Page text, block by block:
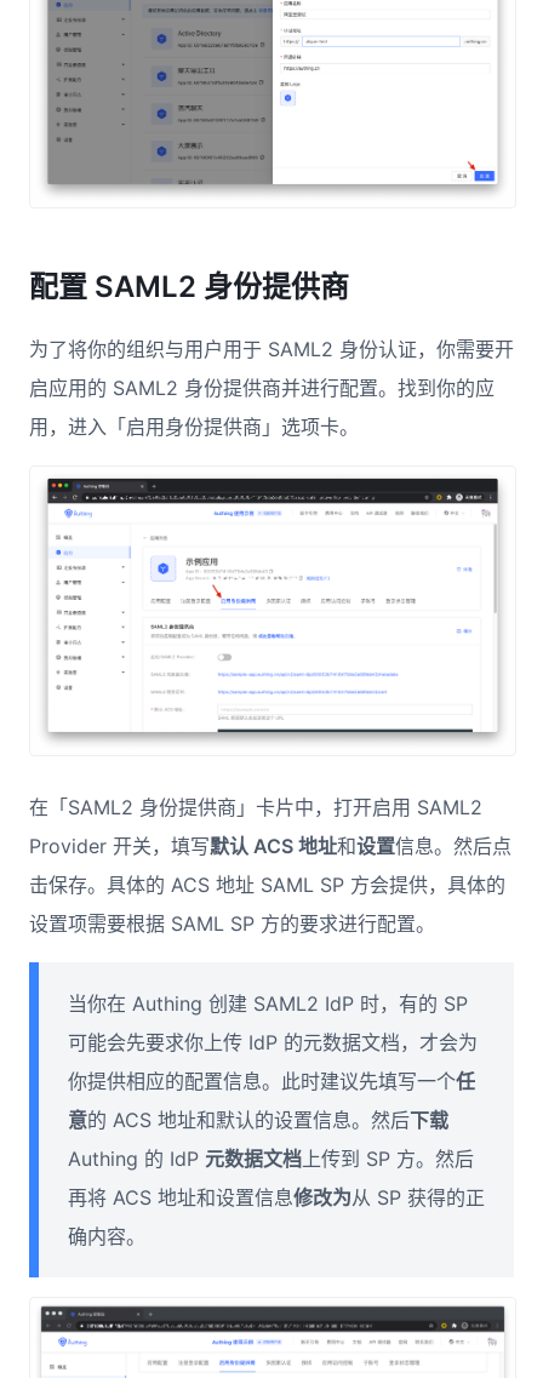
配置 SAML2 身份提供商
为了将你的组织与用户用于 SAML2 身份认证，你需要开
启应用的 SAML2 身份提供商并进行配置。找到你的应
用，进入「启用身份提供商」选项卡。
在「SAML2 身份提供商」卡片中，打开启用 SAML2
Provider 开关，填写默认 ACS 地址和设置信息。然后点
击保存。具体的 ACS 地址 SAML SP 方会提供，具体的
设置项需要根据 SAML SP 方的要求进行配置。
当你在 Authing 创建 SAML2 IdP 时，有的 SP
可能会先要求你上传 IdP 的元数据文档，才会为
你提供相应的配置信息。此时建议先填写一个任
意的 ACS 地址和默认的设置信息。然后下载
Authing 的 IdP 元数据文档 上传到 SP 方。然后
再将 ACS 地址和设置信息修改为从 SP 获得的正
确内容。